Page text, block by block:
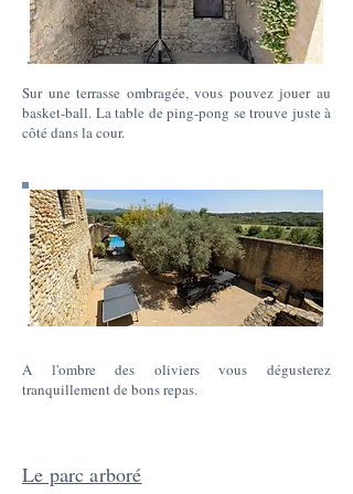
Sur une terrasse ombragée, vous pouvez jouer au
basket-ball. La table de ping-pong se trouve juste à
côté dans la cour.
A l'ombre des oliviers vous dégusterez
tranquillement de bons repas.
Le parc arboré